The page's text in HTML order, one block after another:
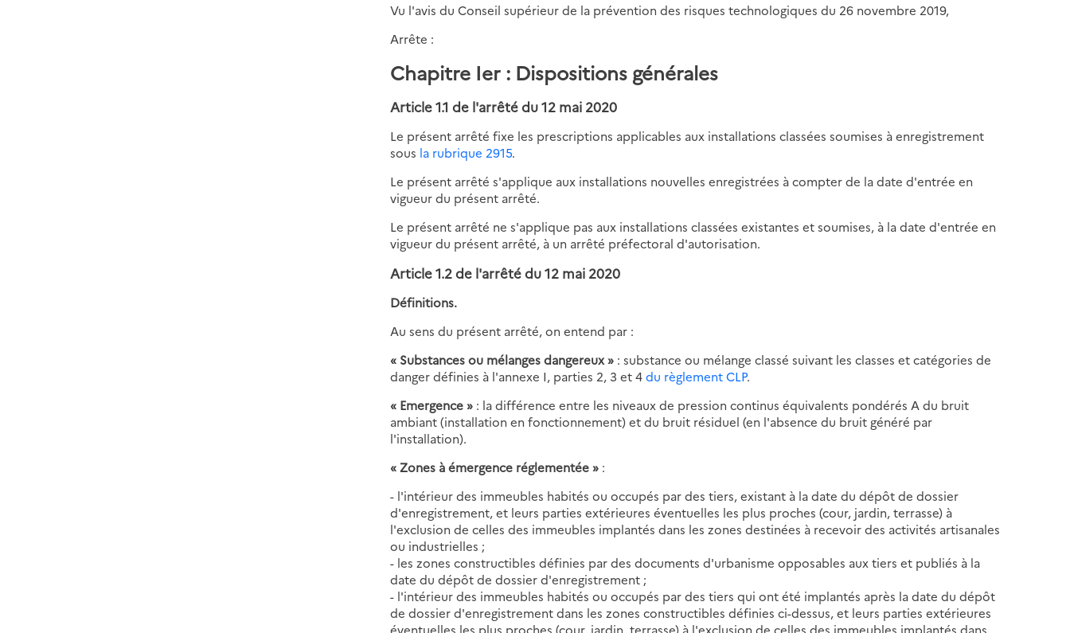
Exécution
Vu l'avis du Conseil supérieur de la prévention des risques technologiques du 26 novembre 2019,
Arrête :
Chapitre Ier : Dispositions générales
Article 1.1 de l'arrêté du 12 mai 2020
Le présent arrêté fixe les prescriptions applicables aux installations classées soumises à enregistrement
sous la rubrique 2915.
Le présent arrêté s'applique aux installations nouvelles enregistrées à compter de la date d'entrée en
vigueur du présent arrêté.
Le présent arrêté ne s'applique pas aux installations classées existantes et soumises, à la date d'entrée en
vigueur du présent arrêté, à un arrêté préfectoral d'autorisation.
Article 1.2 de l'arrêté du 12 mai 2020
Définitions.
Au sens du présent arrêté, on entend par :
« Substances ou mélanges dangereux » : substance ou mélange classé suivant les classes et catégories de
danger définies à l'annexe I, parties 2, 3 et 4du règlement CLP.
« Emergence » : la différence entre les niveaux de pression continus équivalents pondérés A du bruit
ambiant (installation en fonctionnement) et du bruit résiduel (en l'absence du bruit généré par
l'installation).
« Zones à émergence réglementée » :
- l'intérieur des immeubles habités ou occupés par des tiers, existant à la date du dépôt de dossier
d'enregistrement, et leurs parties extérieures éventuelles les plus proches (cour, jardin, terrasse) à
l'exclusion de celles des immeubles implantés dans les zones destinées à recevoir des activités artisanales
ou industrielles ;
- les zones constructibles définies par des documents d'urbanisme opposables aux tiers et publiés à la
date du dépôt de dossier d'enregistrement ;
- l'intérieur des immeubles habités ou occupés par des tiers qui ont été implantés après la date du dépôt
de dossier d'enregistrement dans les zones constructibles définies ci-dessus, et leurs parties extérieures
éventuelles les plus proches (cour, jardin, terrasse) à l'exclusion de celles des immeubles implantés dans